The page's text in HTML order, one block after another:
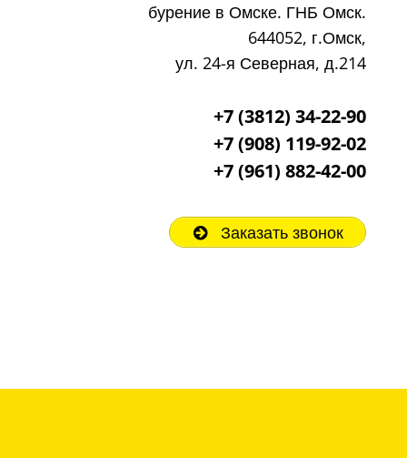
бурение в Омске. ГНБ Омск.
644052, г.Омск,
ул. 24-я Северная, д.214
+7 (3812) 34-22-90
+7 (908) 119-92-02
+7(961) 882-42-00
Заказать звонок